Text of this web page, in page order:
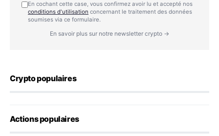
En cochant cette case, vous confirmez avoir lu et accepté nos
conditions d'utilisation concernant le traitement des données
soumises via ce formulaire.
En savoir plus sur notre newsletter crypto →
Crypto populaires
Actions populaires